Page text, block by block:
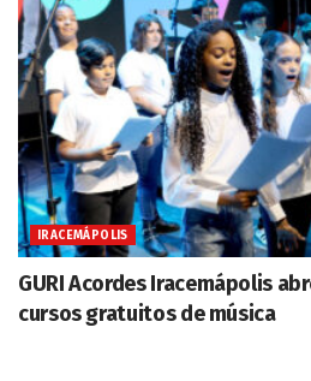
IRACEMÁPOLIS
GURI Acordes Iracemápolis
cursos gratuitos de música